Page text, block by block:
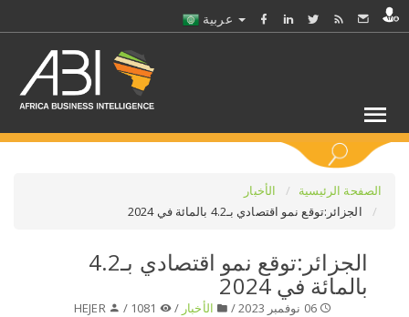
الصفحة الرئيسية
الأخبار
الجزائر:توقع نمو اقتصادي بـ4.2 بالمائة في 2024
الجزائر:توقع نمو اقتصادي بـ4.2
بالمائة في 2024
06 نوفمبر 2023 / الأخبار /
HEJER